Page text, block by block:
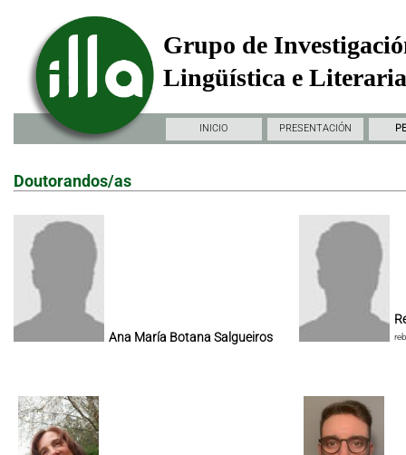
Grupo de
Lingüística e
INICIO PRESENTACIÓN
Doutorandos/as
Ana María Botana Salgueiros